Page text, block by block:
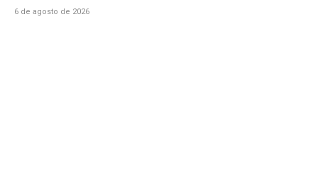
6 de agosto de 2026